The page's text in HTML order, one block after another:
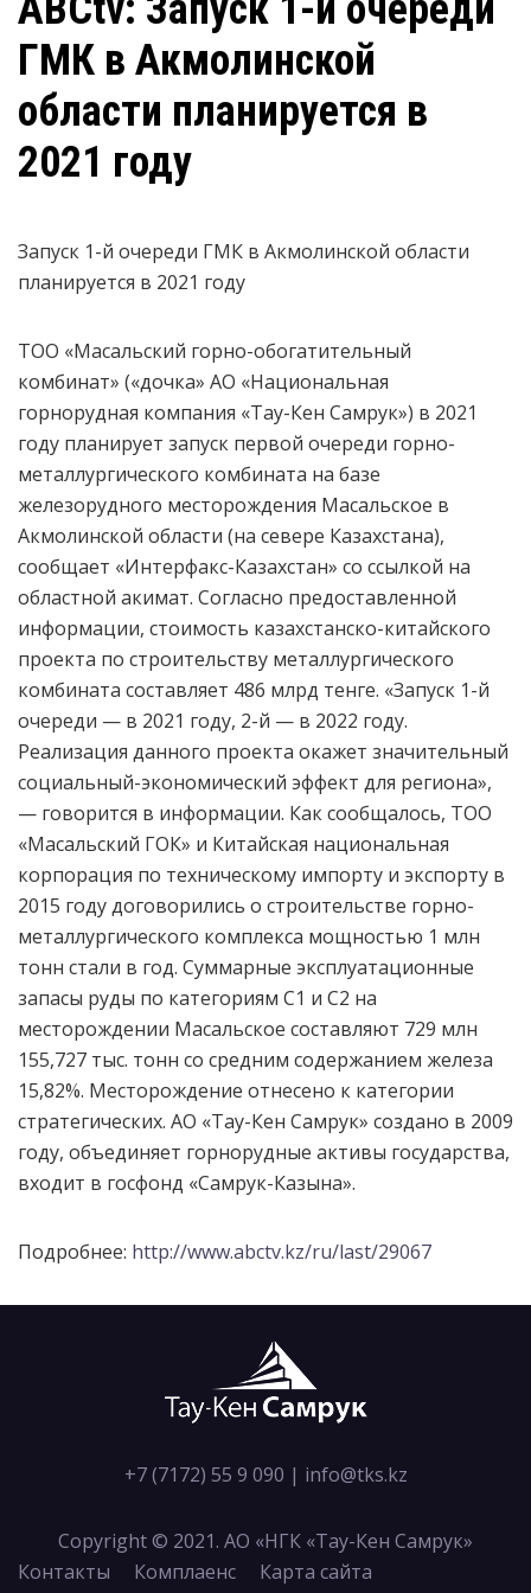
ГМК в Акмолинской
области планируется в
2021 году
Запуск 1-й очереди ГМК в Акмолинской области
планируется в 2021 году
ТОО «Масальский горно-обогатительный
комбинат» («дочка» АО «Национальная
горнорудная компания «Тау-Кен Самрук») в 2021
году планирует запуск первой очереди горно-
металлургического комбината на базе
железорудного месторождения Масальское в
Акмолинской области (на севере Казахстана),
сообщает «Интерфакс-Казахстан» со ссылкой на
областной акимат. Согласно предоставленной
информации, стоимость казахстанско-китайского
проекта по строительству металлургического
комбината составляет 486 млрд тенге. «Запуск 1-й
очереди — в 2021 году, 2-й — в 2022 году.
Реализация данного проекта окажет значительный
социальный-экономический эффект для региона»,
— говорится в информации. Как сообщалось, ТОО
«Масальский ГОК» и Китайская национальная
корпорация по техническому импорту и экспорту в
2015 году договорились о строительстве горно-
металлургического комплекса мощностью 1 млн
тонн стали в год. Суммарные эксплуатационные
запасы руды по категориям С1 и С2 на
месторождении Масальское составляют 729 млн
155,727 тыс. тонн со средним содержанием железа
15,82%. Месторождение отнесено к категории
стратегических. АО «Тау-Кен Самрук» создано в 2009
году, объединяет горнорудные активы государства,
входит в госфонд «Самрук-Казына».
Подробнее: http://www.abctv.kz/ru/last/29067
+7 (7172) 55 9 090 | info@tks.kz
Copyright © 2021. АО «НГК «Тау-Кен Самрук»
Контакты
Комплаенс
Карта сайта